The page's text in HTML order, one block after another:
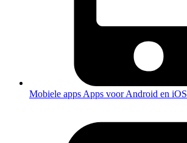
Mobiele apps Apps voor Android en iOS